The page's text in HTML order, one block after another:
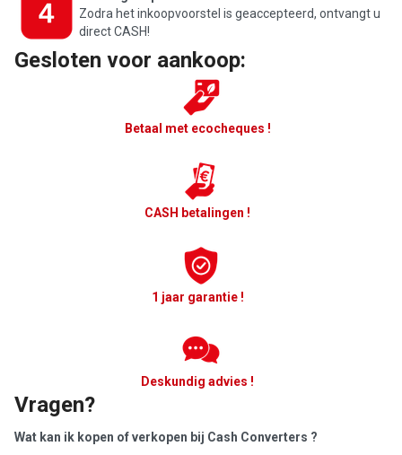
Zodra het inkoopvoorstel is geaccepteerd, ontvangt u
direct CASH!
Gesloten voor aankoop:
Betaal met ecocheques !
CASH betalingen !
1 jaar garantie !
Deskundig advies !
Vragen?
Wat kan ik kopen of verkopen bij Cash Converters ?